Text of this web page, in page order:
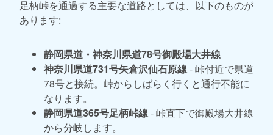
足柄峠を通過する主要な道路としては、以下のものが
あります:
静岡県道・神奈川県道78号御殿場大井線
神奈川県道731号矢倉沢仙石原線- 峠付近で県道
78号と接続。峠からしばらく行くと通行不能に
なります。
静岡県道365号足柄峠線- 峠直下で御殿場大井線
から分岐します。